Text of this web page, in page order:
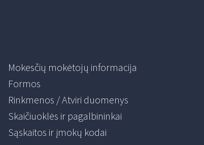
Mokesčių mokėtojų informacija
Formos
Rinkmenos / Atviri duomenys
Skaičiuoklės ir pagalbininkai
Sąskaitos ir įmokų kodai